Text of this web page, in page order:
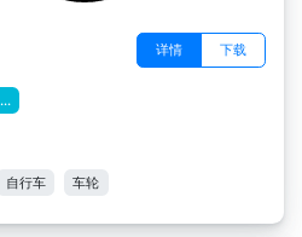
详情 下载
...
自行车 车轮